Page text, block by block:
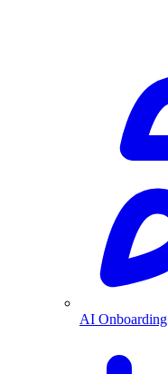
AI Onboarding